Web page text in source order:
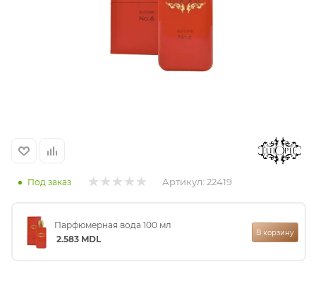
сертификат
Под заказ Артикул: 22419
Парфюмерная вода 100 мл
2.583 MDL
В корзину